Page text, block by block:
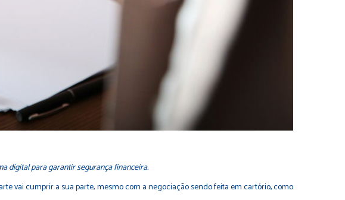
digital para garantir segurança financeira.
vai cumprir a sua parte, mesmo com a negociação sendo feita em cartório, como